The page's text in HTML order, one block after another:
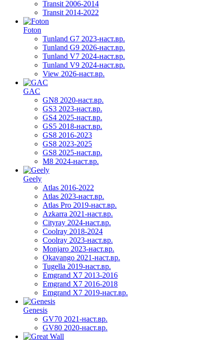
Transit 2006-2014
Transit 2014-2022
Foton
Tunland G7 2023-наст.вр.
Tunland G9 2026-наст.вр.
Tunland V7 2024-наст.вр.
Tunland V9 2024-наст.вр.
View 2026-наст.вр.
GAC
GN8 2020-наст.вр.
GS3 2023-наст.вр.
GS4 2025-наст.вр.
GS5 2018-наст.вр.
GS8 2016-2023
GS8 2023-2025
GS8 2025-наст.вр.
M8 2024-наст.вр.
Geely
Atlas 2016-2022
Atlas 2023-наст.вр.
Atlas Pro 2019-наст.вр.
Azkarra 2021-наст.вр.
Cityray 2024-наст.вр.
Coolray 2018-2024
Coolray 2023-наст.вр.
Monjaro 2023-наст.вр.
Okavango 2021-наст.вр.
Tugella 2019-наст.вр.
Emgrand Х7 2013-2016
Emgrand X7 2016-2018
Emgrand X7 2019-наст.вр.
Genesis
GV70 2021-наст.вр.
GV80 2020-наст.вр.